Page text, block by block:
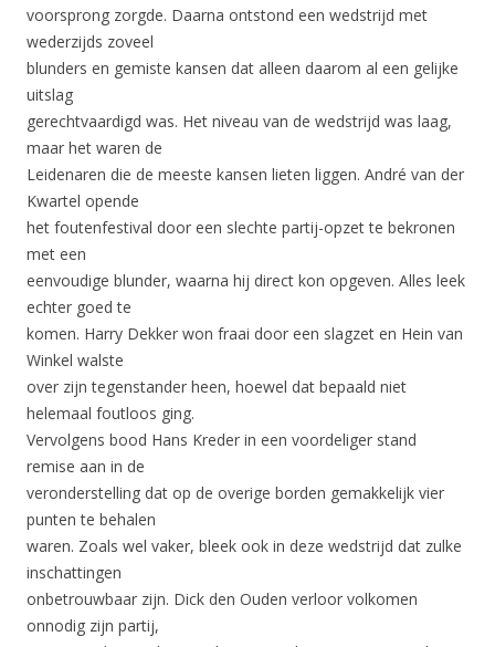
voorsprong zorgde. Daarna ontstond een wedstrijd met
wederzijds zoveel
blunders en gemiste kansen dat alleen daarom al een gelijke
uitslag
gerechtvaardigd was. Het niveau van de wedstrijd was laag,
maar het waren de
Leidenaren die de meeste kansen lieten liggen. André van der
Kwartel opende
het foutenfestival door een slechte partij-opzet te bekronen
met een
eenvoudige blunder, waarna hij direct kon opgeven. Alles leek
echter goed te
komen. Harry Dekker won fraai door een slagzet en Hein van
Winkel walste
over zijn tegenstander heen, hoewel dat bepaald niet
helemaal foutloos ging.
Vervolgens bood Hans Kreder in een voordeliger stand
remise aan in de
veronderstelling dat op de overige borden gemakkelijk vier
punten te behalen
waren. Zoals wel vaker, bleek ook in deze wedstrijd dat zulke
inschattingen
onbetrouwbaar zijn. Dick den Ouden verloor volkomen
onnodig zijn partij,